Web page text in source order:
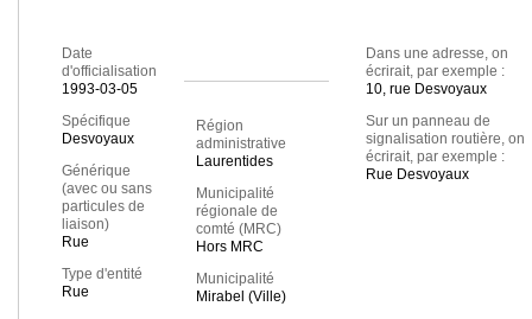
Date
d'officialisation
1993-03-05
Spécifique
Desvoyaux
Générique
(avec ou sans
particules de
liaison)
Rue
Type d'entité
Rue
Région
administrative
Laurentides
Municipalité
régionale de
comté (MRC)
Hors MRC
Municipalité
Mirabel (Ville)
Dans une adresse, on
écrirait, par exemple :
10, rue Desvoyaux
Sur un panneau de
signalisation routière, on
écrirait, par exemple :
Rue Desvoyaux